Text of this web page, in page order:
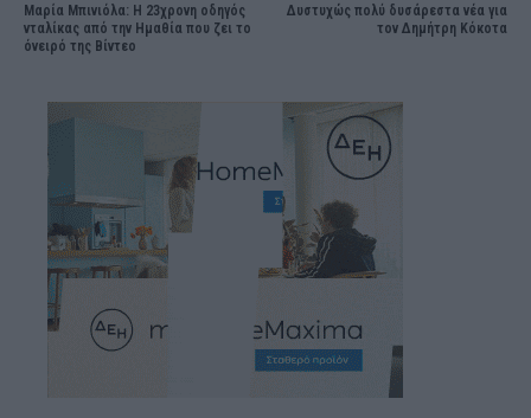
Μαρία Μπινιόλα: Η 23χρονη οδηγός
νταλίκας από την Ημαθία που ζει το
όνειρό της Βίντεο
Δυστυχώς πολύ δυσάρεστα νέα για
τον Δημήτρη Κόκοτα